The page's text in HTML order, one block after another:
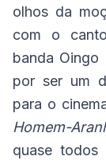
olhos da
com o
banda Oingo
por ser um
para o
Homem-
quase